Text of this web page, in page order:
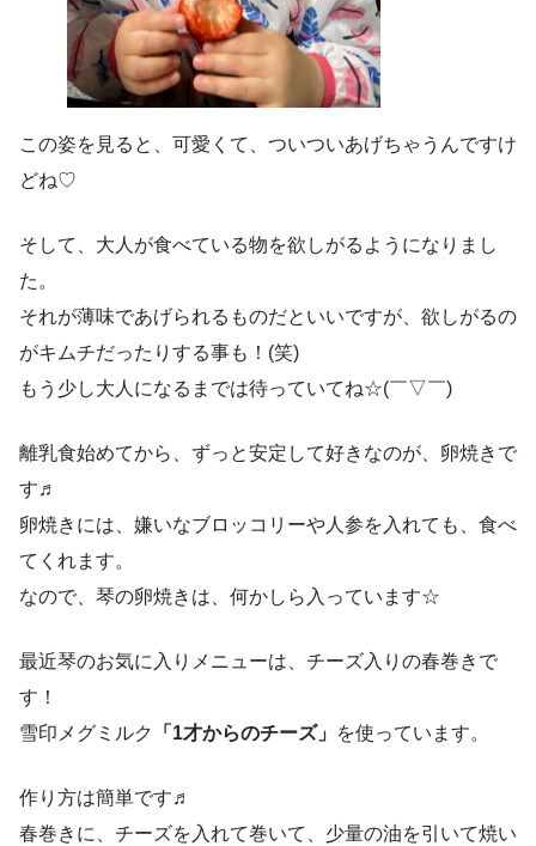
この姿を見ると、可愛くて、ついついあげちゃうんですけ
どね♡
そして、大人が食べている物を欲しがるようになりまし
た。
それが薄味であげられるものだといいですが、欲しがるの
がキムチだったりする事も！(笑)
もう少し大人になるまでは待っていてね☆(￣▽￣)
離乳食始めてから、ずっと安定して好きなのが、卵焼きで
す♬
卵焼きには、嫌いなブロッコリーや人参を入れても、食べ
てくれます。
なので、琴の卵焼きは、何かしら入っています☆
最近琴のお気に入りメニューは、チーズ入りの春巻きで
す！
雪印メグミルク
「1才からのチーズ」 を使っています。
作り方は簡単です♬
春巻きに、チーズを入れて巻いて、少量の油を引いて焼い